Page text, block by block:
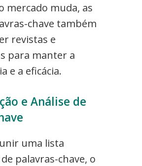
mercado muda, as
chave também
revistas e
para manter a
e a eficácia.
e Análise de
uma lista
palavras-chave, o